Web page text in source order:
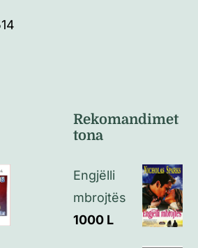
Politikat e kthimeve
Politikat e privatësisë
Rekomandimet
tona
Engjëlli
mbrojtës
1000 L